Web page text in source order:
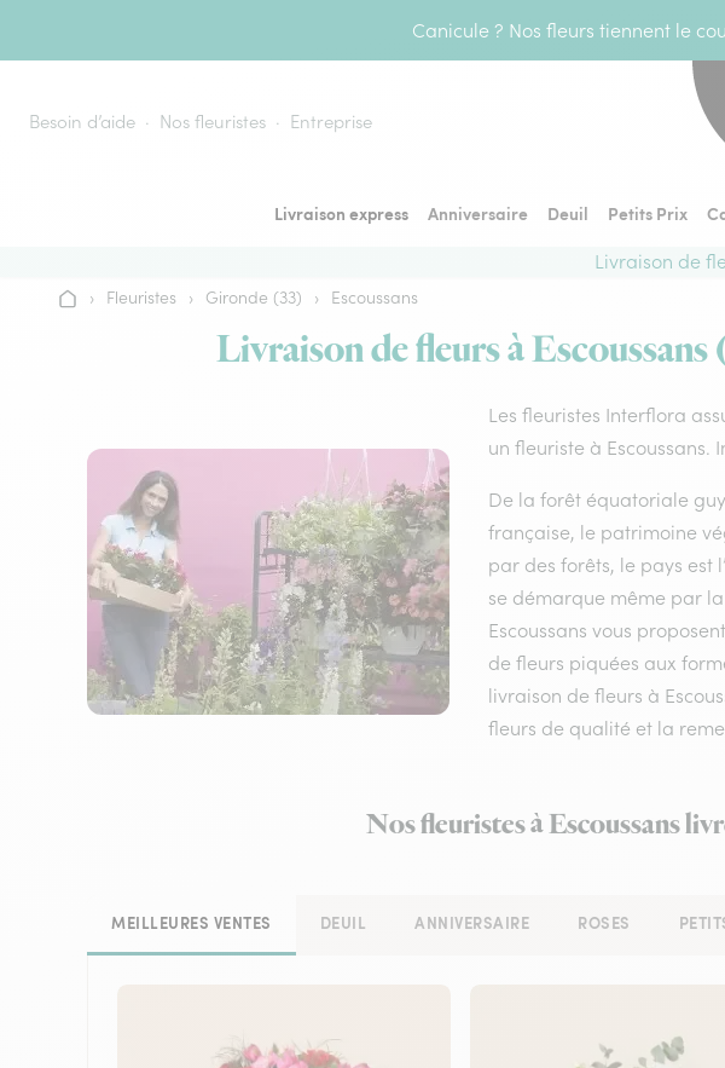
Canicule ? Nos fleurs tiennent le
Besoin d’aide Nos fleuristes Entreprise
Livraison express Anniversaire Deuil Petits Prix
Livraison de
Accueil
› Fleuristes › Gironde (33) › Escoussans
Livraison de fleurs à
Les fleuristes Interflora
un fleuriste à
De la forêt équatoriale
française, le patrimoine
par des forêts, le pays est
se démarque même par
Escoussans vous
de fleurs piquées aux
livraison de fleurs à
fleurs de qualité et la
Nos fleuristes à Escoussans
MEILLEURES VENTES DEUIL ANNIVERSAIRE ROSES